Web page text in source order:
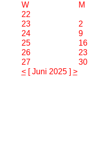
W
M
22
23
2
24
9
25
16
26
23
27
30
<[ Juni 2025 ] >